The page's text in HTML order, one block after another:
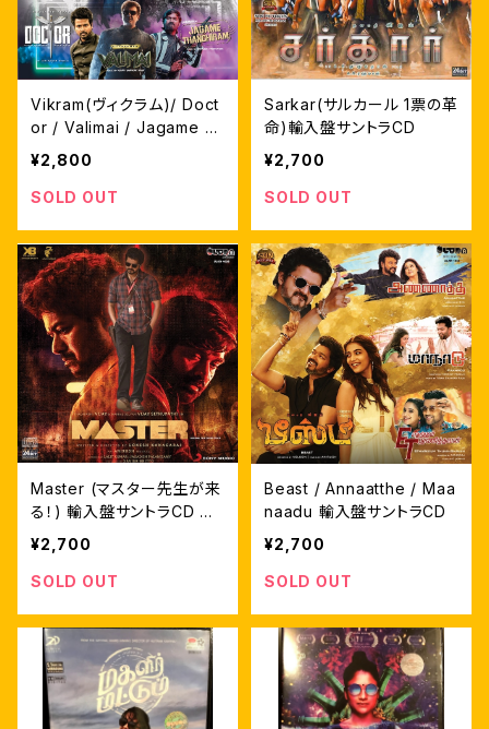
Vikram(ヴィクラム)/ Doct
or / Valimai / Jagame T
handhiram サントラCD
¥2,800
SOLD OUT
Sarkar(サルカール 1票の革
命)輸入盤サントラCD
¥2,700
SOLD OUT
Master (マスター先生が来
る！) 輸入盤サントラCD ア
ニルド
¥2,700
SOLD OUT
Beast / Annaatthe / Maa
naadu 輸入盤サントラCD
¥2,700
SOLD OUT